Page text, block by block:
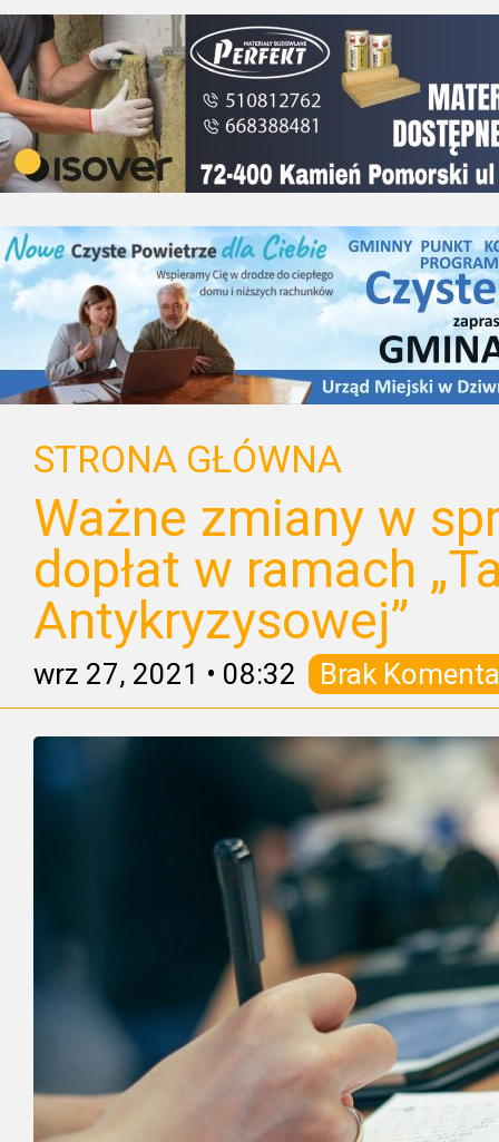
STRONA GŁÓWNA
Ważne zmiany w
dopłat w ramach
Antykryzysowej”
wrz 27, 2021 • 08:32 Brak